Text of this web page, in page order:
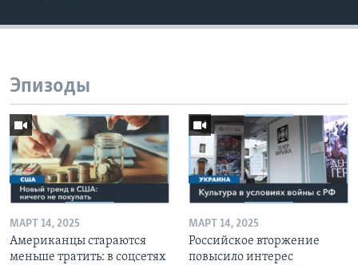
Эпизоды
МАРТ 14, 2025
Американцы стараются
меньше тратить: в соцсетях
МАРТ 14, 2025
Российское вторжение
повысило интерес